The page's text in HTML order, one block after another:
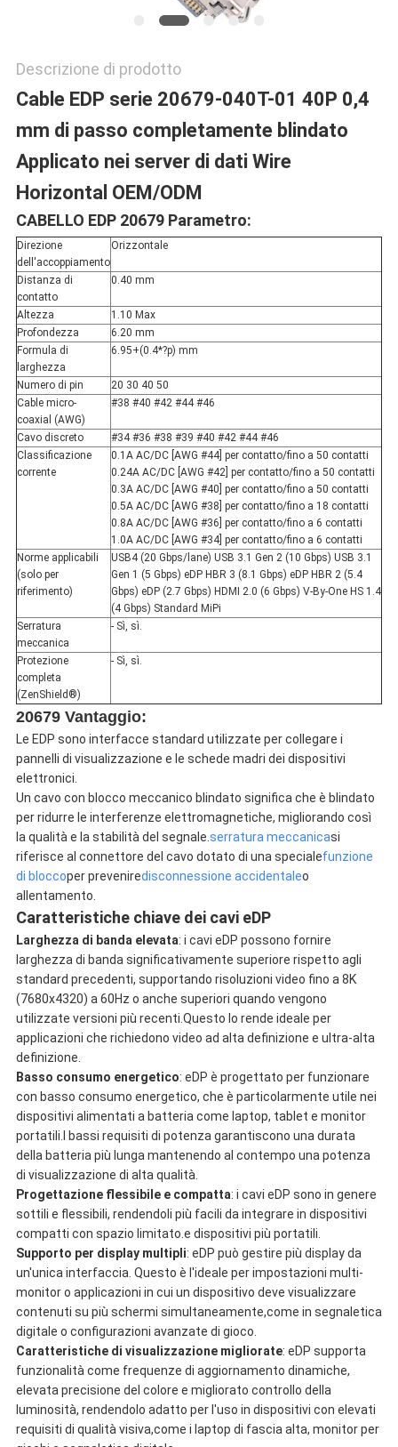
Descrizione di prodotto
Cable EDP serie 20679-040T-01 40P 0,4
mm di passo completamente blindato
Applicato nei server di dati Wire
Horizontal OEM/ODM
CABELLO EDP 20679 Parametro:
Direzione
dell'accoppiamento
Orizzontale
Distanza di
contatto
0.40 mm
Altezza
1.10 Max
Profondezza
6.20 mm
Formula di
larghezza
6.95+(0.4*?p) mm
Numero di pin
20 30 40 50
Cable micro-
coaxial (AWG)
#38 #40 #42 #44 #46
Cavo discreto
#34 #36 #38 #39 #40 #42 #44 #46
Classificazione
corrente
0.1A AC/DC [AWG #44] per contatto/fino a 50 contatti
0.24A AC/DC [AWG #42] per contatto/fino a 50 contatti
0.3A AC/DC [AWG #40] per contatto/fino a 50 contatti
0.5A AC/DC [AWG #38] per contatto/fino a 18 contatti
0.8A AC/DC [AWG #36] per contatto/fino a 6 contatti
1.0A AC/DC [AWG #34] per contatto/fino a 6 contatti
Norme applicabili
(solo per
riferimento)
USB4 (20 Gbps/lane) USB 3.1 Gen 2 (10 Gbps) USB 3.1
Gen 1 (5 Gbps) eDP HBR 3 (8.1 Gbps) eDP HBR 2 (5.4
Gbps) eDP (2.7 Gbps) HDMI 2.0 (6 Gbps) V-By-One HS 1.4
(4 Gbps) Standard MiPi
Serratura
meccanica
- Sì, sì.
Protezione
completa
(ZenShield®)
- Sì, sì.
20679 Vantaggio:
Le EDP sono interfacce standard utilizzate per collegare i
pannelli di visualizzazione e le schede madri dei dispositivi
elettronici.
Un cavo con blocco meccanico blindato significa che è blindato
per ridurre le interferenze elettromagnetiche, migliorando così
la qualità e la stabilità del segnale.serratura meccanicasi
riferisce al connettore del cavo dotato di una specialefunzione
di bloccoper preveniredisconnessione accidentaleo
allentamento.
Caratteristiche chiave dei cavi eDP
Larghezza di banda elevata: i cavi eDP possono fornire
larghezza di banda significativamente superiore rispetto agli
standard precedenti, supportando risoluzioni video fino a 8K
(7680x4320) a 60Hz o anche superiori quando vengono
utilizzate versioni più recenti.Questo lo rende ideale per
applicazioni che richiedono video ad alta definizione e ultra-alta
definizione.
Basso consumo energetico: eDP è progettato per funzionare
con basso consumo energetico, che è particolarmente utile nei
dispositivi alimentati a batteria come laptop, tablet e monitor
portatili.I bassi requisiti di potenza garantiscono una durata
della batteria più lunga mantenendo al contempo una potenza
di visualizzazione di alta qualità.
Progettazione flessibile e compatta: i cavi eDP sono in genere
sottili e flessibili, rendendoli più facili da integrare in dispositivi
compatti con spazio limitato.e dispositivi più portatili.
Supporto per display multipli: eDP può gestire più display da
un'unica interfaccia. Questo è l'ideale per impostazioni multi-
monitor o applicazioni in cui un dispositivo deve visualizzare
contenuti su più schermi simultaneamente,come in segnaletica
digitale o configurazioni avanzate di gioco.
Caratteristiche di visualizzazione migliorate: eDP supporta
funzionalità come frequenze di aggiornamento dinamiche,
elevata precisione del colore e migliorato controllo della
luminosità, rendendolo adatto per l'uso in dispositivi con elevati
requisiti di qualità visiva,come i laptop di fascia alta, monitor per